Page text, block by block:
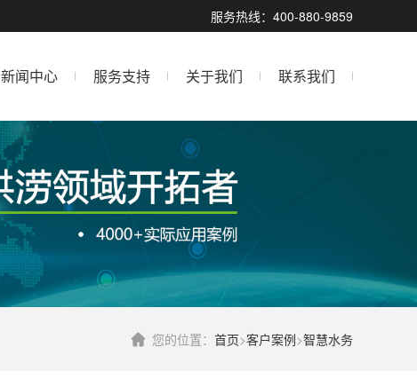
服务热线：400-880-9859
新闻中心 服务支持 关于我们 联系我们
您的位置： 首页>客户案例>智慧水务